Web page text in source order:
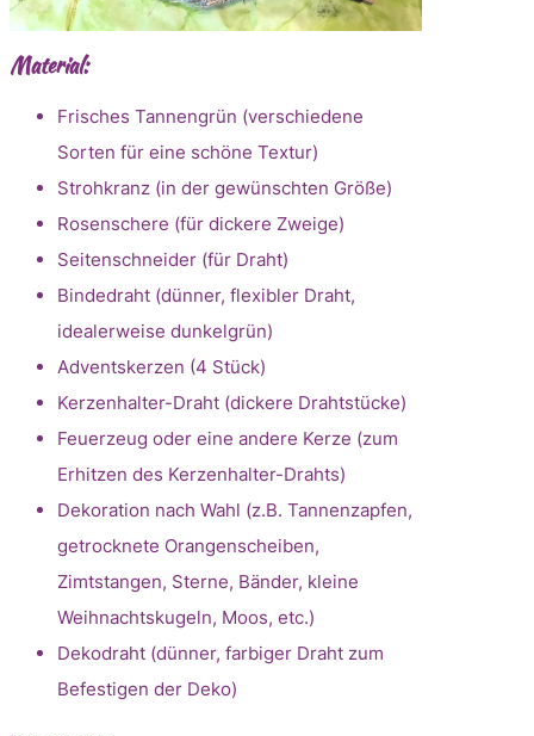
Material:
Frisches Tannengrün (verschiedene
Sorten für eine schöne Textur)
Strohkranz (in der gewünschten Größe)
Rosenschere (für dickere Zweige)
Seitenschneider (für Draht)
Bindedraht (dünner, flexibler Draht,
idealerweise dunkelgrün)
Adventskerzen (4 Stück)
Kerzenhalter-Draht (dickere Drahtstücke)
Feuerzeug oder eine andere Kerze (zum
Erhitzen des Kerzenhalter-Drahts)
Dekoration nach Wahl (z.B. Tannenzapfen,
getrocknete Orangenscheiben,
Zimtstangen, Sterne, Bänder, kleine
Weihnachtskugeln, Moos, etc.)
Dekodraht (dünner, farbiger Draht zum
Befestigen der Deko)